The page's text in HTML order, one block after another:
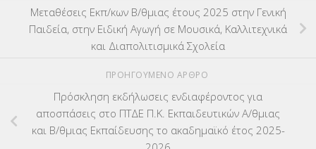
Μεταθέσεις Εκπ/κων Β/θμιας έτους 2025 στην Γενική
Παιδεία, στην Ειδική Αγωγή σε Μουσικά, Καλλιτεχνικά
και Διαπολιτισμικά Σχολεία
ΠΡΟΗΓΟΎΜΕΝΟ ΆΡΘΡΟ
Πρόσκληση εκδήλωσεις ενδιαφέροντος για
αποσπάσεις στο ΠΤΔΕ Π.Κ. Εκπαιδευτικών Α/θμιας
και Β/θμιας Εκπαίδευσης το ακαδημαϊκό έτος 2025-